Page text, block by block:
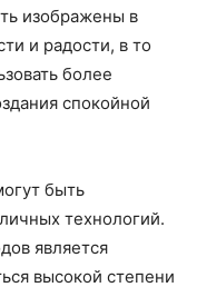
изображены в
и радости, в то
более
спокойной
быть
технологий.
является
высокой степени